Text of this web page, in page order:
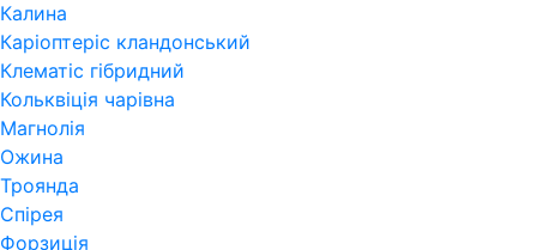
Калина
Каріоптеріс кландонський
Клематіс гібридний
Кольквіція чарівна
Магнолія
Ожина
Троянда
Спірея
Форзиція